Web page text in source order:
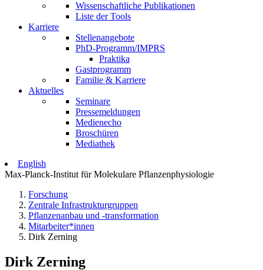
Wissenschaftliche Publikationen
Liste der Tools
Karriere
Stellenangebote
PhD-Programm/IMPRS
Praktika
Gastprogramm
Familie & Karriere
Aktuelles
Seminare
Pressemeldungen
Medienecho
Broschüren
Mediathek
English
Max-Planck-Institut für Molekulare Pflanzenphysiologie
Forschung
Zentrale Infrastrukturgruppen
Pflanzenanbau und -transformation
Mitarbeiter*innen
Dirk Zerning
Dirk Zerning